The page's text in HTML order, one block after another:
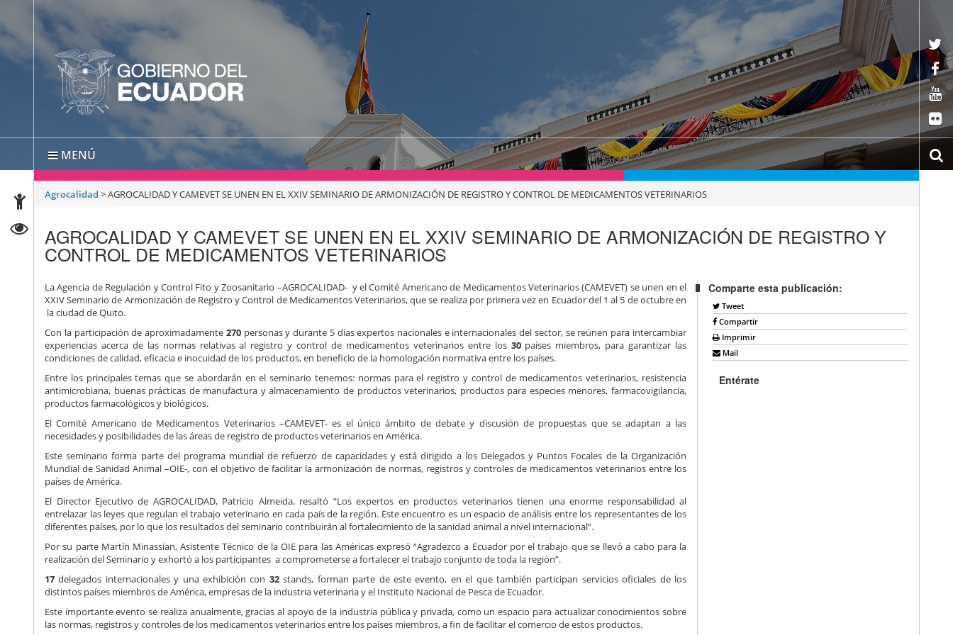
MENÚ
Agrocalidad >AGROCALIDAD Y CAMEVET SE UNEN EN EL XXIV SEMINARIO DE ARMONIZACIÓN DE REGISTRO Y CONTROL DE MEDICAMENTOS VETERINARIOS
AGROCALIDAD Y CAMEVET SE UNEN EN EL XXIV SEMINARIO DE ARMONIZACIÓN DE REGISTRO Y
CONTROL DE MEDICAMENTOS VETERINARIOS
La Agencia de Regulación y Control Fito y Zoosanitario –AGROCALIDAD- y el Comité Americano de Medicamentos Veterinarios (CAMEVET) se unen en el
XXIV Seminario de Armonización de Registro y Control de Medicamentos Veterinarios, que se realiza por primera vez en Ecuador del 1 al 5 de octubre en
la ciudad de Quito.
Con la participación de aproximadamente 270personas y durante 5 días expertos nacionales e internacionales del sector, se reúnen para intercambiar
experiencias acerca de las normas relativas al registro y control de medicamentos veterinarios entre los 30países miembros, para garantizar las
condiciones de calidad, eficacia e inocuidad de los productos, en beneficio de la homologación normativa entre los países.
Entre los principales temas que se abordarán en el seminario tenemos: normas para el registro y control de medicamentos veterinarios, resistencia
antimicrobiana, buenas prácticas de manufactura y almacenamiento de productos veterinarios, productos para especies menores, farmacovigilancia,
productos farmacológicos y biológicos.
El Comité Americano de Medicamentos Veterinarios –CAMEVET- es el único ámbito de debate y discusión de propuestas que se adaptan a las
necesidades y posibilidades de las áreas de registro de productos veterinarios en América.
Este seminario forma parte del programa mundial de refuerzo de capacidades y está dirigido a los Delegados y Puntos Focales de la Organización
Mundial de Sanidad Animal –OIE-, con el objetivo de facilitar la armonización de normas, registros y controles de medicamentos veterinarios entre los
países de América.
El Director Ejecutivo de AGROCALIDAD, Patricio Almeida, resaltó “Los expertos en productos veterinarios tienen una enorme responsabilidad al
entrelazar las leyes que regulan el trabajo veterinario en cada país de la región. Este encuentro es un espacio de análisis entre los representantes de los
diferentes países, por lo que los resultados del seminario contribuirán al fortalecimiento de la sanidad animal a nivel internacional”.
Por su parte Martín Minassian, Asistente Técnico de la OIE para las Américas expresó “Agradezco a Ecuador por el trabajo que se llevó a cabo para la
realización del Seminario y exhortó a los participantes a comprometerse a fortalecer el trabajo conjunto de toda la región”.
17delegados internacionales y una exhibición con 32stands, forman parte de este evento, en el que también participan servicios oficiales de los
distintos países miembros de América, empresas de la industria veterinaria y el Instituto Nacional de Pesca de Ecuador.
Este importante evento se realiza anualmente, gracias al apoyo de la industria pública y privada, como un espacio para actualizar conocimientos sobre
las normas, registros y controles de los medicamentos veterinarios entre los países miembros, a fin de facilitar el comercio de estos productos.
Comparte esta publicación:
Tweet
Compartir
Imprimir
Mail
Entérate